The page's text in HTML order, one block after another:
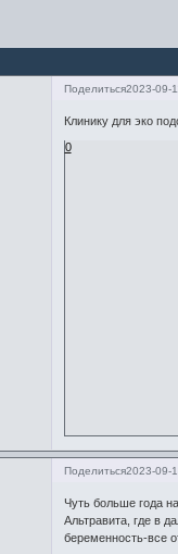
Поделиться2023-09-
Клинику для эко
0
Поделиться2023-09-
Чуть больше года
Альтравита, где в
беременность-все